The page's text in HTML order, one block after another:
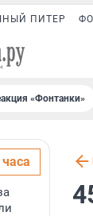
ПИТЕР
«Фонтанки»